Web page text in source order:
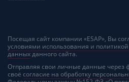
Посещая сайт компании «ESAP», Вы
условиями использования и
данныхданного сайта.
Отправляя свои личные данные через
своё согласие на обработку